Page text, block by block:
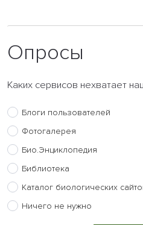
Опросы
Каких сервисов нехватает
Блоги пользователей
Фотогалерея
Био.Энциклопедия
Библиотека
Каталог биологических
Ничего не нужно